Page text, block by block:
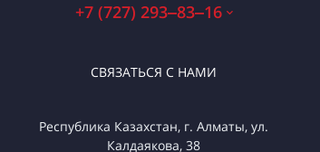
+7 (727) 293‒83‒16
СВЯЗАТЬСЯ С НАМИ
Республика Казахстан, г. Алматы, ул.
Калдаякова, 38